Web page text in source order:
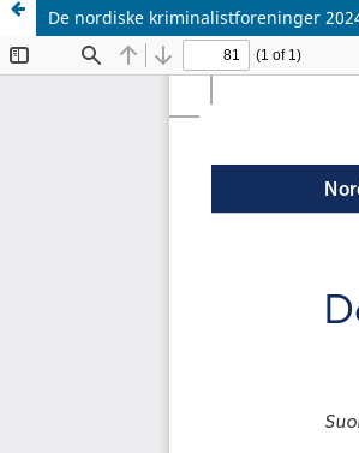
De nordiske kriminalistforeninger